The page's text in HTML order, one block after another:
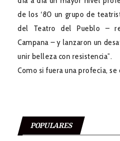
de los ‘80 un grupo de
del Teatro del Pueblo –
Campana – y lanzaron un
unir belleza con resistencia”.
Como si fuera una profecía,
POPULARES